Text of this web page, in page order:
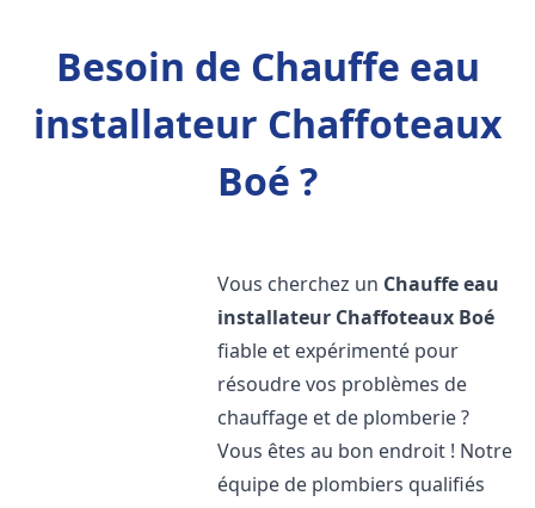
Besoin de Chauffe eau
installateur Chaffoteaux
Boé ?
Vous cherchez un Chauffe eau
installateur Chaffoteaux Boé
fiable et expérimenté pour
résoudre vos problèmes de
chauffage et de plomberie ?
Vous êtes au bon endroit ! Notre
équipe de plombiers qualifiés